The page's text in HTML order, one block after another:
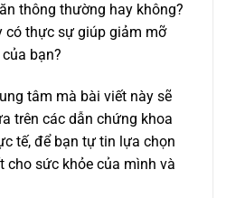
thông thường hay không?
có thực sự giúp giảm mỡ
bạn?
tâm mà bài viết này sẽ
trên các dẫn chứng khoa
tế, để bạn tự tin lựa chọn
cho sức khỏe của mình và